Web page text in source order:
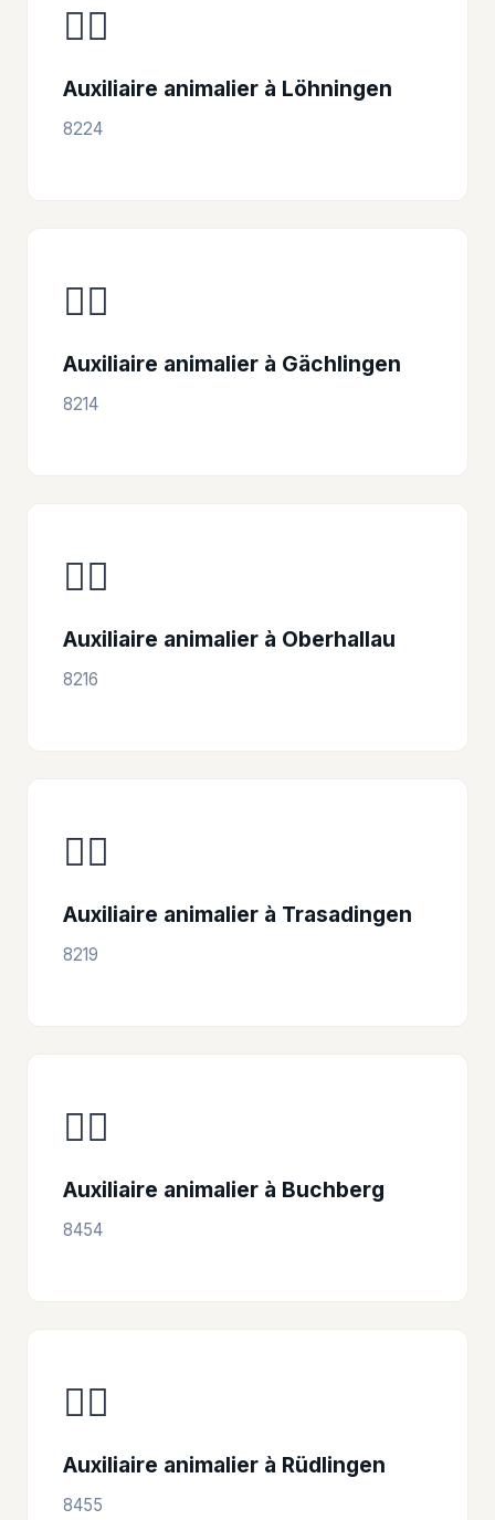
👩‍⚕️
Auxiliaire animalier à Löhningen
8224
👩‍⚕️
Auxiliaire animalier à Gächlingen
8214
👩‍⚕️
Auxiliaire animalier à Oberhallau
8216
👩‍⚕️
Auxiliaire animalier à Trasadingen
8219
👩‍⚕️
Auxiliaire animalier à Buchberg
8454
👩‍⚕️
Auxiliaire animalier à Rüdlingen
8455